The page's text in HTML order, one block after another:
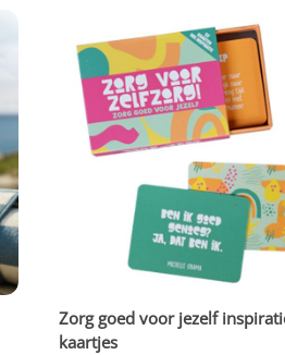
Zorg goed voor jezelf
kaartjes